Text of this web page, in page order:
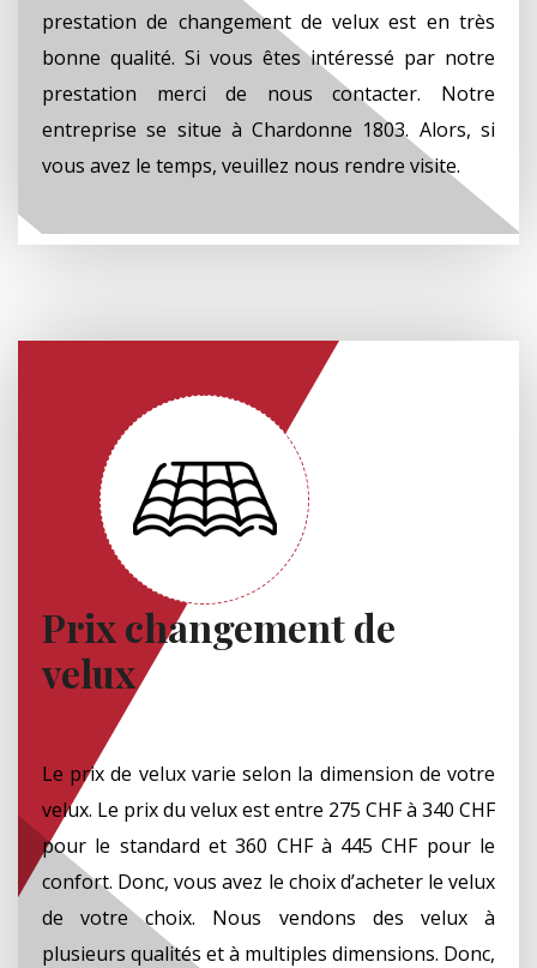
prestation de changement de velux est en très
bonne qualité. Si vous êtes intéressé par notre
prestation merci de nous contacter. Notre
entreprise se situe à Chardonne 1803. Alors, si
vous avez le temps, veuillez nous rendre visite.
Prix changement de
velux
Le prix de velux varie selon la dimension de votre
velux. Le prix du velux est entre 275 CHF à 340 CHF
pour le standard et 360 CHF à 445 CHF pour le
confort. Donc, vous avez le choix d’acheter le velux
de votre choix. Nous vendons des velux à
plusieurs qualités et à multiples dimensions. Donc,